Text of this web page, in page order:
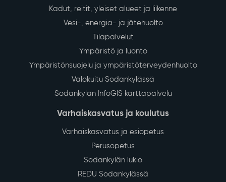
Kadut, reitit, yleiset alueet ja liikenne
Vesi-, energia- ja jätehuolto
Tilapalvelut
Ympäristö ja luonto
Ympäristönsuojelu ja ympäristöterveydenhuolto
Valokuitu Sodankylässä
Sodankylän InfoGIS karttapalvelu
Varhaiskasvatus ja koulutus
Varhaiskasvatus ja esiopetus
Perusopetus
Sodankylän lukio
REDU Sodankylässä